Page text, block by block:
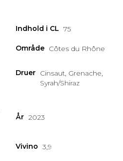
Indhold i CL 75
Område Côtes du Rhône
Druer Cinsaut, Grenache,
Syrah/Shiraz
År 2023
Vivino 3,9